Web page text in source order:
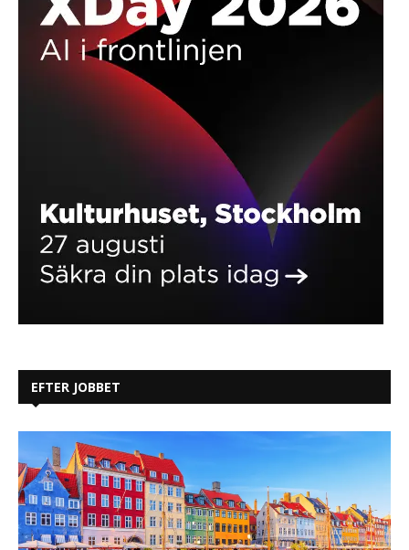
EFTER JOBBET